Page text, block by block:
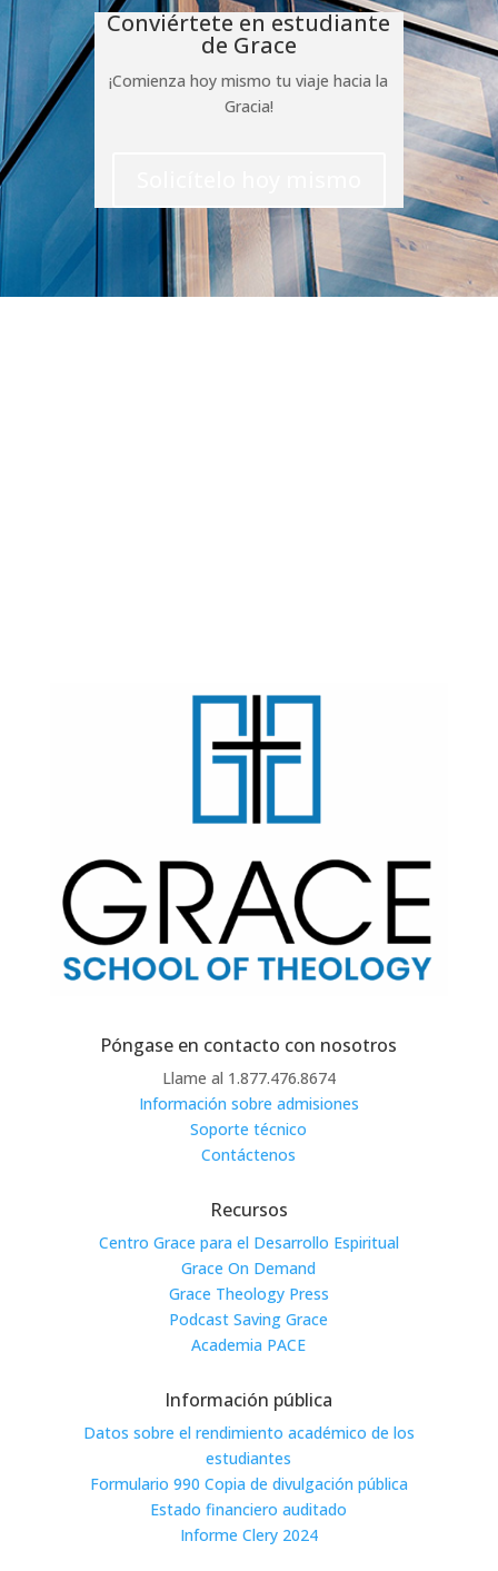
Conviértete en estudiante
de Grace
¡Comienza hoy mismo tu viaje hacia la
Gracia!
Póngase en contacto con nosotros
Llame al 1.877.476.8674
Información sobre admisiones
Soporte técnico
Contáctenos
Recursos
Centro Grace para el Desarrollo Espiritual
Grace On Demand
Grace Theology Press
Podcast Saving Grace
Academia PACE
Información pública
Datos sobre el rendimiento académico de los
estudiantes
Formulario 990 Copia de divulgación pública
Estado financiero auditado
Informe Clery 2024